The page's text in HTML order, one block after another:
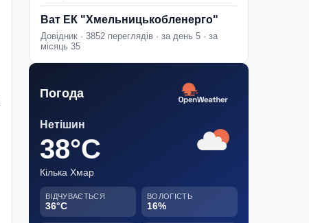
Ват ЕК "Хмельницькобленерго"
Довідник · 3852 переглядів · за день 5 · за
місяць 35
Погода
Нетішин
38°C
Кілька Хмар
ВІДЧУВАЄТЬСЯ
36°C
ВОЛОГІСТЬ
16%